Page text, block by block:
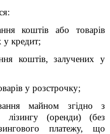
коштів або товарів
у кредит;
коштів, залучених у
у розстрочку;
майном згідно з
лізингу (оренди) (без
платежу, що